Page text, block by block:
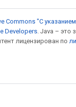
Commons "С
Developers . Java – это
лицензирован по